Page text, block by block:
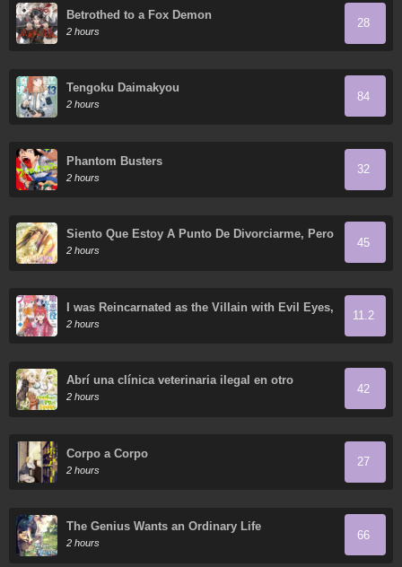
Betrothed to a Fox Demon
2 hours
28
Tengoku Daimakyou
2 hours
84
Phantom Busters
2 hours
32
Siento Que Estoy A Punto De Divorciarme, Pero
Mi Esposo Es Mi Favorito
2 hours
45
I was Reincarnated as the Villain with Evil Eyes,
so I Aim to Be a Mob Character
2 hours
11.2
Abrí una clínica veterinaria ilegal en otro
mundo
2 hours
42
Corpo a Corpo
2 hours
27
The Genius Wants an Ordinary Life
2 hours
66